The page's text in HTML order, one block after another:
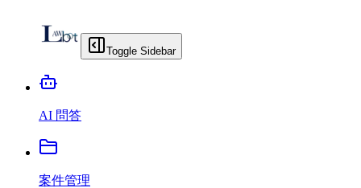
Toggle Sidebar
AI 問答
案件管理